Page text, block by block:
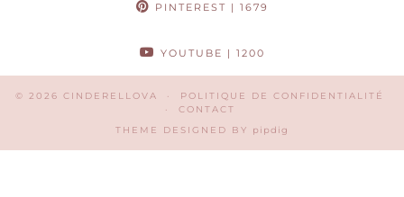
PINTEREST | 1679
YOUTUBE | 1200
© 2026 CINDERELLOVA
POLITIQUE DE CONFIDENTIALITÉ
CONTACT
THEME DESIGNED BY pipdig